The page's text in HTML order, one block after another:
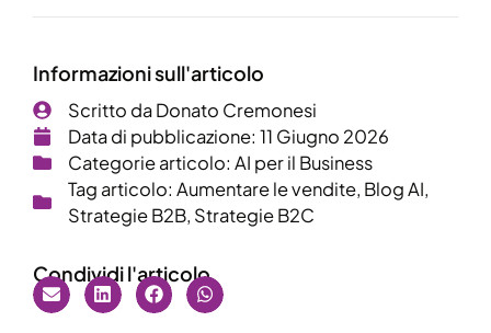
Informazioni sull'articolo
Scritto daDonato Cremonesi
Data di pubblicazione: 11 Giugno 2026
Categorie articolo: AI per il Business
Tag articolo: Aumentare le vendite, Blog AI,
Strategie B2B, Strategie B2C
Condividi l'articolo